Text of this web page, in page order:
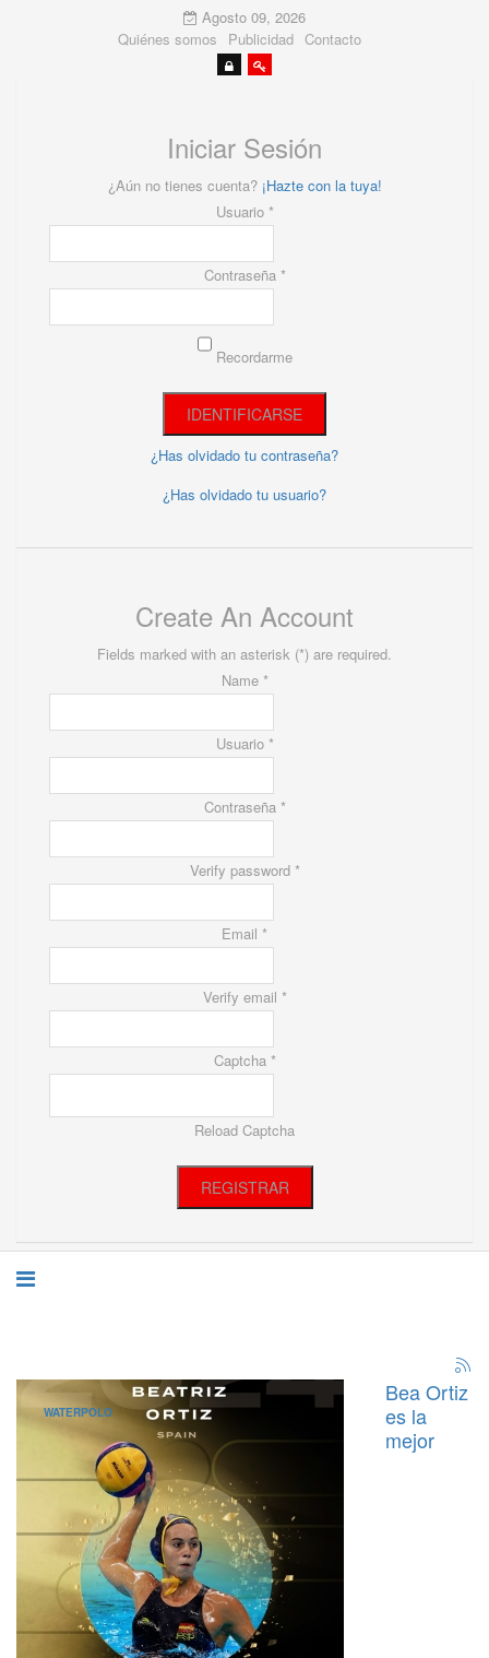
Agosto 09, 2026
Quiénes somos
Publicidad Contacto
Iniciar Sesión
¿Aún no tienes cuenta? ¡Hazte con la tuya!
Usuario *
Contraseña *
Recordarme
¿Has olvidado tu contraseña?
¿Has olvidado tu usuario?
Create An Account
Fields marked with an asterisk (*) are required.
Name *
Usuario *
Contraseña *
Verify password *
Email *
Verify email *
Captcha *
Reload Captcha
REGISTRAR
WATERPOLO
Bea Ortiz
es la
mejor